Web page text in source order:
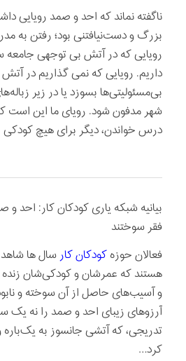
ناگفته نماند که احد و صمد رویایی
بزرگ و دست‌نیافتنی بود؛ رفتن به
رویایی که در آتش بی توجهی جامعه
داریم. رویایی که نمی گذاریم در
بی‌مسئولیتی‌ها بسوزد یا در زیر
شهر مدفون شود. رویای ما این است
درس خواندن، دیگر برای هیچ کودکی
بیانیه شبکه یاری کودکان کار: احد
فقر سوختند
فعالان حوزهکودکان کارسال ها
هستند که عمرشان و کودکی‌شان زنده
و آسیب‌های حاصل از آن سوخته و
آرزوهای زیبای احد و صمد را نه یک
تدریجی، که آتشی جانسوز به
کرد…